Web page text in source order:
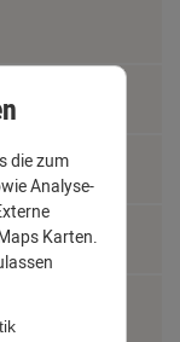
die zum
Analyse-
Karten.